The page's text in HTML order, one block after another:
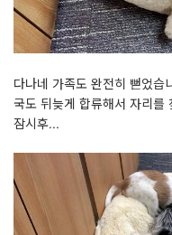
다나네 가족도 완전히 뻗었
국도 뒤늦게 합류해서 자리를
잠시후...